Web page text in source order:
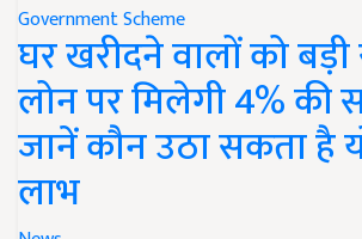
Government Scheme
घर खरीदने वालों को बड़ी
लोन पर मिलेगी 4% की
जानें कौन उठा सकता है
लाभ